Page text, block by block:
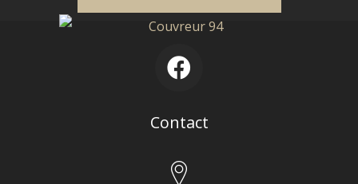
Contact